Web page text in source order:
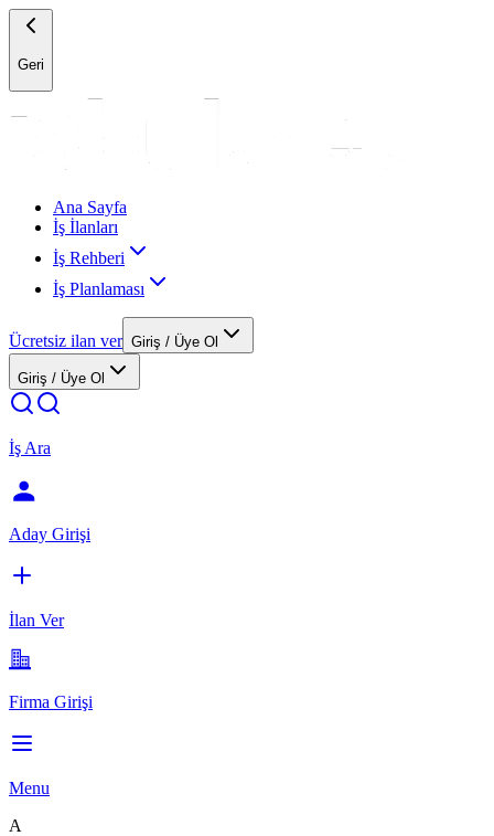
Geri
Ana Sayfa
İş İlanları
İş Rehberi
İş Planlaması
Ücretsiz ilan ver Giriş / Üye Ol
Giriş / Üye Ol
İş Ara
Aday Girişi
İlan Ver
Firma Girişi
Menu
A